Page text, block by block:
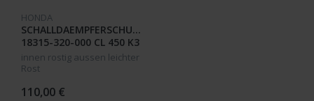
HONDA
SCHALLDAEMPFERSCHUTZ
18315-320-000 CL 450 K3
innen rostig aussen leichter
Rost
110,00 €